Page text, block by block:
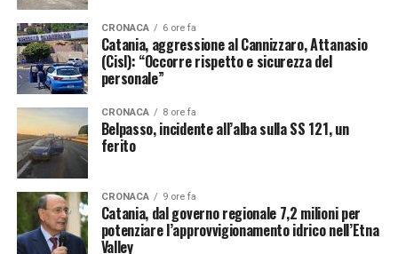
CRONACA 6 ore fa
Catania, aggressione al Cannizzaro, Attanasio
(Cisl): “Occorre rispetto e sicurezza del
personale”
CRONACA 8 ore fa
Belpasso, incidente all’alba sulla SS 121, un
ferito
CRONACA 9 ore fa
Catania, dal governo regionale 7,2 milioni per
potenziare l’approvvigionamento idrico nell’Etna
Valley